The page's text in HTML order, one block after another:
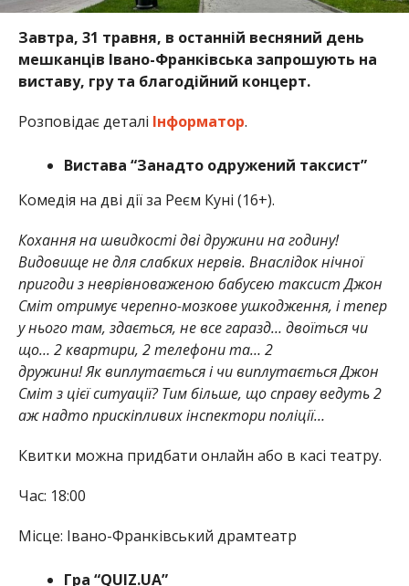
Завтра, 31 травня, в останній весняний день
мешканців Івано-Франківська запрошують на
виставу, гру та благодійний концерт.
Розповідає деталі Інформатор.
Вистава “Занадто одружений таксист”
Комедія на дві дії за Реєм Куні (16+).
Кохання на швидкості дві дружини на годину!
Видовище не для слабких нервів. Внаслідок нічної
пригоди з неврівноваженою бабусею таксист Джон
Сміт отримує черепно-мозкове ушкодження, і тепер
у нього там, здається, не все гаразд… двоїться чи
що… 2 квартири, 2 телефони та… 2
дружини! Як виплутається і чи виплутається Джон
Сміт з цієї ситуації? Тим більше, що справу ведуть 2
аж надто прискіпливих інспектори поліції…
Квитки можна придбати онлайн або в касі театру.
Час: 18:00
Місце: Івано-Франківський драмтеатр
Гра “QUIZ.UA”